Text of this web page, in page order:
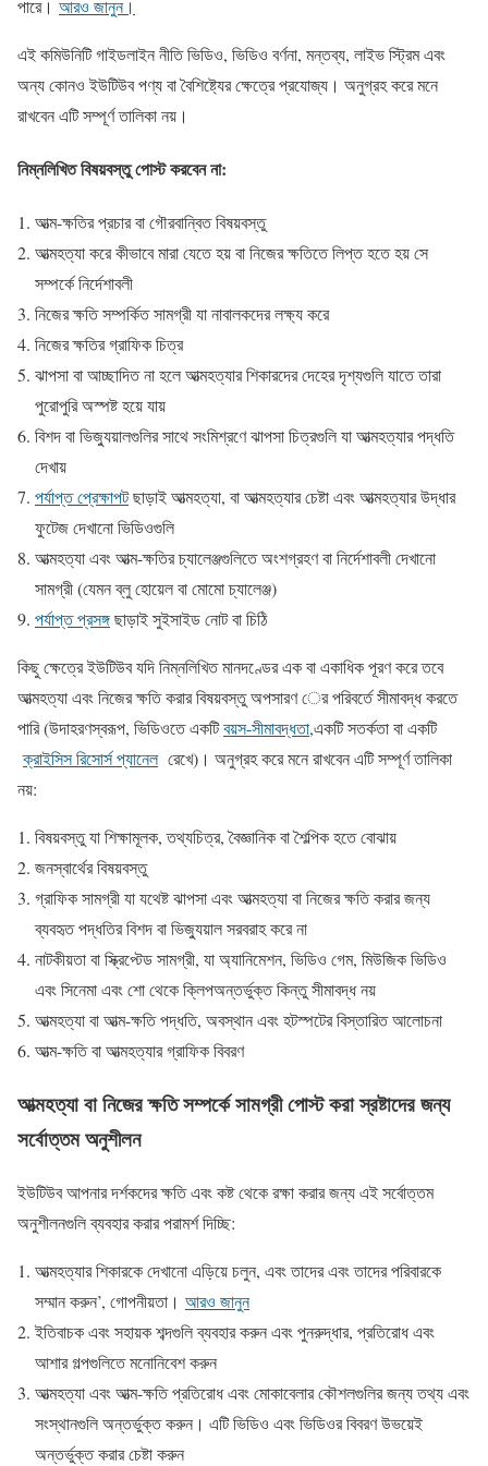
পারে। আরও জানুন।
এই কমিউনিটি গাইডলাইন নীতি ভিডিও, ভিডিও বর্ণনা, মন্তব্য, লাইভ স্ট্রিম এবং
অন্য কোনও ইউটিউব পণ্য বা বৈশিষ্ট্যের ক্ষেত্রে প্রযোজ্য। অনুগ্রহ করে মনে
রাখবেন এটি সম্পূর্ণ তালিকা নয়।
নিম্নলিখিত বিষয়বস্তু পোস্ট করবেন না:
আত্ম-ক্ষতির প্রচার বা গৌরবান্বিত বিষয়বস্তু
আত্মহত্যা করে কীভাবে মারা যেতে হয় বা নিজের ক্ষতিতে লিপ্ত হতে হয় সে
সম্পর্কে নির্দেশাবলী
নিজের ক্ষতি সম্পর্কিত সামগ্রী যা নাবালকদের লক্ষ্য করে
নিজের ক্ষতির গ্রাফিক চিত্র
ঝাপসা বা আচ্ছাদিত না হলে আত্মহত্যার শিকারদের দেহের দৃশ্যগুলি যাতে তারা
পুরোপুরি অস্পষ্ট হয়ে যায়
বিশদ বা ভিজ্যুয়ালগুলির সাথে সংমিশ্রণে ঝাপসা চিত্রগুলি যা আত্মহত্যার পদ্ধতি
দেখায়
পর্যাপ্ত প্রেক্ষাপটছাড়াই আত্মহত্যা, বা আত্মহত্যার চেষ্টা এবং আত্মহত্যার উদ্ধার
ফুটেজ দেখানো ভিডিওগুলি
আত্মহত্যা এবং আত্ম-ক্ষতির চ্যালেঞ্জগুলিতে অংশগ্রহণ বা নির্দেশাবলী দেখানো
সামগ্রী (যেমন ব্লু হোয়েল বা মোমো চ্যালেঞ্জ)
পর্যাপ্ত প্রসঙ্গছাড়াই সুইসাইড নোট বা চিঠি
কিছু ক্ষেত্রে ইউটিউব যদি নিম্নলিখিত মানদণ্ডের এক বা একাধিক পূরণ করে তবে
আত্মহত্যা এবং নিজের ক্ষতি করার বিষয়বস্তু অপসারণ ের পরিবর্তে সীমাবদ্ধ করতে
পারি (উদাহরণস্বরূপ, ভিডিওতে একটিবয়স-সীমাবদ্ধতা,একটি সতর্কতা বা একটি
ক্রাইসিস রিসোর্স প্যানেলরেখে)। অনুগ্রহ করে মনে রাখবেন এটি সম্পূর্ণ তালিকা
নয়:
বিষয়বস্তু যা শিক্ষামূলক, তথ্যচিত্র, বৈজ্ঞানিক বা শৈল্পিক হতে বোঝায়
জনস্বার্থের বিষয়বস্তু
গ্রাফিক সামগ্রী যা যথেষ্ট ঝাপসা এবং আত্মহত্যা বা নিজের ক্ষতি করার জন্য
ব্যবহৃত পদ্ধতির বিশদ বা ভিজ্যুয়াল সরবরাহ করে না
নাটকীয়তা বা স্ক্রিপ্টেড সামগ্রী, যা অ্যানিমেশন, ভিডিও গেম, মিউজিক ভিডিও
এবং সিনেমা এবং শো থেকে ক্লিপঅন্তর্ভুক্ত কিন্তু সীমাবদ্ধ নয়
আত্মহত্যা বা আত্ম-ক্ষতি পদ্ধতি, অবস্থান এবং হটস্পটের বিস্তারিত আলোচনা
আত্ম-ক্ষতি বা আত্মহত্যার গ্রাফিক বিবরণ
আত্মহত্যা বা নিজের ক্ষতি সম্পর্কে সামগ্রী পোস্ট করা স্রষ্টাদের জন্য
সর্বোত্তম অনুশীলন
ইউটিউব আপনার দর্শকদের ক্ষতি এবং কষ্ট থেকে রক্ষা করার জন্য এই সর্বোত্তম
অনুশীলনগুলি ব্যবহার করার পরামর্শ দিচ্ছি:
আত্মহত্যার শিকারকে দেখানো এড়িয়ে চলুন, এবং তাদের এবং তাদের পরিবারকে
সম্মান করুন’, গোপনীয়তা। আরও জানুন
ইতিবাচক এবং সহায়ক শব্দগুলি ব্যবহার করুন এবং পুনরুদ্ধার, প্রতিরোধ এবং
আশার গল্পগুলিতে মনোনিবেশ করুন
আত্মহত্যা এবং আত্ম-ক্ষতি প্রতিরোধ এবং মোকাবেলার কৌশলগুলির জন্য তথ্য এবং
সংস্থানগুলি অন্তর্ভুক্ত করুন। এটি ভিডিও এবং ভিডিওর বিবরণ উভয়েই
অন্তর্ভুক্ত করার চেষ্টা করুন